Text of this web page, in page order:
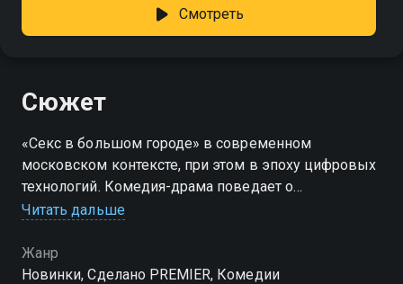
Смотреть
Сюжет
«Секс в большом городе» в современном
московском контексте, при этом в эпоху цифровых
технологий. Комедия-драма поведает о
приключениях пятерых подруг, взаимодействующих
принимающих решения, основываясь на контенте,
который создают их знакомые. К каким
Читать дальше
Жанр
Новинки, Сделано PREMIER, Комедии